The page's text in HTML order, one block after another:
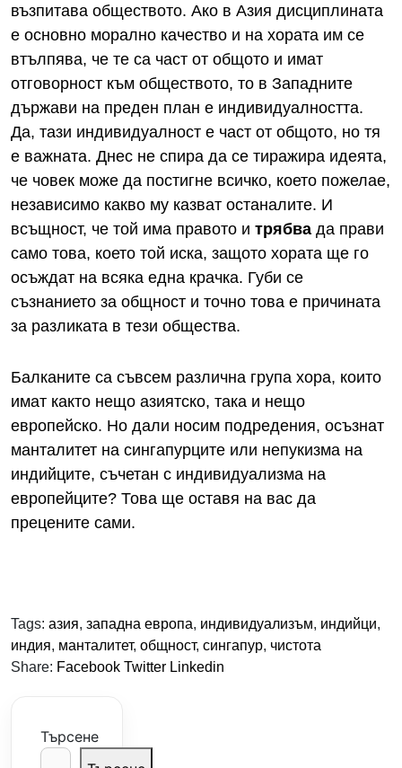
възпитава обществото. Ако в Азия дисциплината
е основно морално качество и на хората им се
втълпява, че те са част от общото и имат
отговорност към обществото, то в Западните
държави на преден план е индивидуалността.
Да, тази индивидуалност е част от общото, но тя
е важната. Днес не спира да се тиражира идеята,
че човек може да постигне всичко, което пожелае,
независимо какво му казват останалите. И
всъщност, че той има правото и трябва да прави
само това, което той иска, защото хората ще го
осъждат на всяка една крачка. Губи се
съзнанието за общност и точно това е причината
за разликата в тези общества.
Балканите са съвсем различна група хора, които
имат както нещо азиятско, така и нещо
европейско. Но дали носим подредения, осъзнат
манталитет на сингапурците или непукизма на
индийците, съчетан с индивидуализма на
европейците? Това ще оставя на вас да
прецените сами.
Tags: азия, западна европа, индивидуализъм, индийци,
индия, манталитет, общност, сингапур, чистота
Share: Facebook Twitter Linkedin
Търсене